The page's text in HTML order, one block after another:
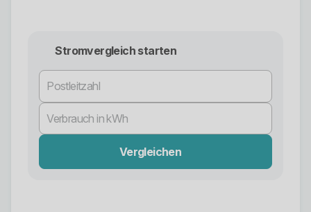
Stromvergleich starten
Vergleichen